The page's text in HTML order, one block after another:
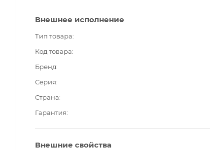
Внешнее исполнение
Тип товара
Код товара
Бренд
Серия
Страна
Гарантия
Внешние свойства